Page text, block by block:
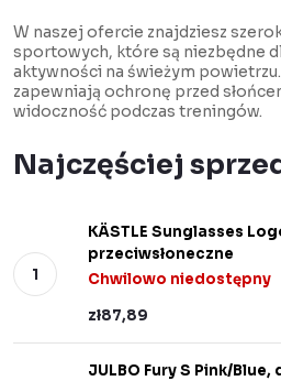
W naszej ofercie znajdziesz
sportowych, które są niezbędne
aktywności na świeżym
zapewniają ochronę przed
widoczność podczas treningów.
Najczęściej
KÄSTLE Sunglasses
przeciwsłoneczne
Chwilowo niedostępny
zł87,89
JULBO Fury S Pink/